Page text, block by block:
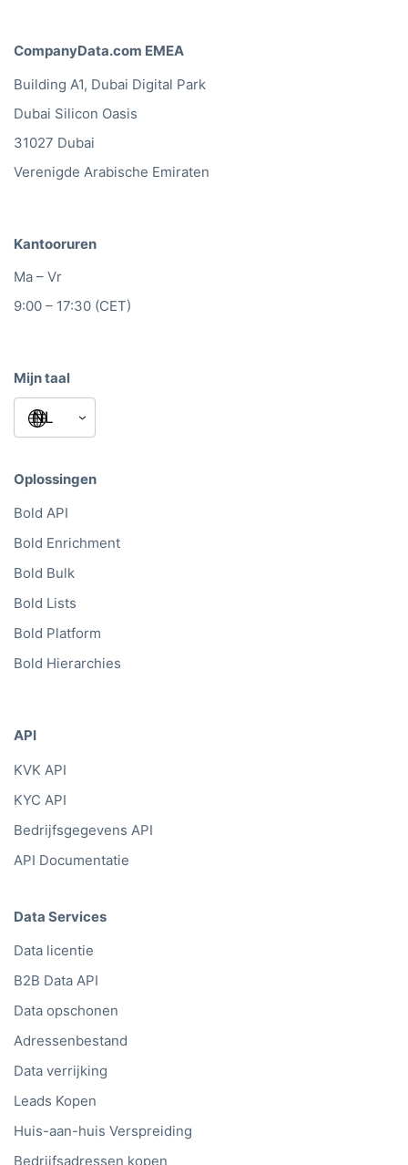
CompanyData.com EMEA
Building A1, Dubai Digital Park
Dubai Silicon Oasis
31027 Dubai
Verenigde Arabische Emiraten
Kantooruren
Ma – Vr
9:00 – 17:30 (CET)
Mijn taal
Oplossingen
Bold API
Bold Enrichment
Bold Bulk
Bold Lists
Bold Platform
Bold Hierarchies
API
KVK API
KYC API
Bedrijfsgegevens API
API Documentatie
Data Services
Data licentie
B2B Data API
Data opschonen
Adressenbestand
Data verrijking
Leads Kopen
Huis-aan-huis Verspreiding
Bedrijfsadressen kopen